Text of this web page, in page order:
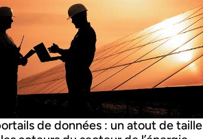
de données : un atout de taille